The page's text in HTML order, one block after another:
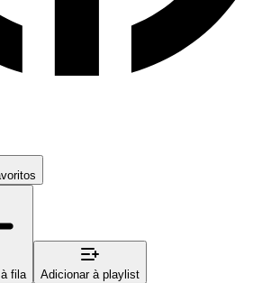
fila Adicionar à playlist